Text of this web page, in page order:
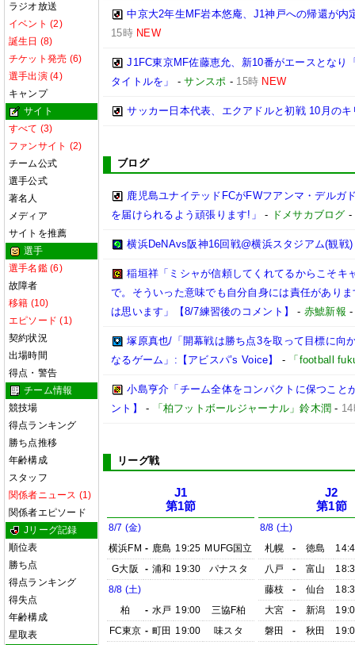
ラジオ放送
イベント (2)
誕生日 (8)
チケット発売 (6)
選手出演 (4)
キャンプ
サイト
すべて (3)
ファンサイト (2)
チーム公式
選手公式
著名人
メディア
サイトを推薦
選手
選手名鑑 (6)
故障者
移籍 (10)
エピソード (1)
契約状況
出場時間
得点・警告
チーム情報
競技場
得点ランキング
勝ち点推移
年齢構成
スタッフ
関係者ニュース (1)
関係者エピソード
Jリーグ記録
順位表
勝ち点
得点ランキング
得失点
年齢構成
星取表
中京大2年生MF岩本悠庵、J1神戸への帰還が内
15時 NEW
J1FC東京MF佐藤恵允、新10番がエースとなり
タイトルを」
-サンスポ - 15時 NEW
サッカー日本代表、エクアドルと初戦 10月のキ
ブログ
鹿児島ユナイテッドFCがFWフアンマ・デルガ
を届けられるよう頑張ります!」
- ドメサカブログ -
横浜DeNAvs阪神16回戦@横浜スタジアム(観戦)
稲垣祥「ミシャが信頼してくれてるからこそキ
で。そういった意味でも自分自身には責任があり
は思います」【8/7練習後のコメント】
- 赤鯱新報
塚原真也/「開幕戦は勝ち点3を取って目標に向
なるゲーム」:【アビスパ’s Voice】
- 「football
小島亨介「チーム全体をコンパクトに保つこ
ント】
- 「柏フットボールジャーナル」鈴木潤 -
リーグ戦
J1
第1節
8/7 (金)
横浜FM - 鹿島 19:25 MUFG国立
G大阪
- 浦和 19:30
パナスタ
8/8 (土)
柏
- 水戸 19:00
三協F柏
FC東京 - 町田 19:00
味スタ
J2
第1節
8/8 (土)
札幌
- 徳島
八戸
- 富山
藤枝
- 仙台
大宮
- 新潟
磐田
- 秋田